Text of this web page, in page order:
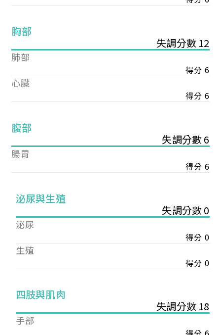
胸部
失調分數 12
肺部
得分 6
心臟
得分 6
腹部
失調分數 6
腸胃
得分 6
泌尿與生殖
失調分數 0
泌尿
得分 0
生殖
得分 0
四肢與肌肉
失調分數 18
手部
您已成功送出會員申請
您好，您的會員申請，已成功送出，經本協會理事
會審核通過後即通知您進行繳費，繳費資訊如下